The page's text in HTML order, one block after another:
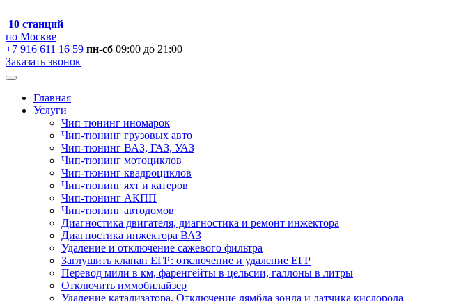
10 станций
по Москве
+7 916 611 16 59 пн-сб 09:00 до 21:00
Заказать звонок
Главная
Услуги
Чип тюнинг иномарок
Чип-тюнинг грузовых авто
Чип-тюнинг ВАЗ, ГАЗ, УАЗ
Чип-тюнинг мотоциклов
Чип-тюнинг квадроциклов
Чип-тюнинг яхт и катеров
Чип-тюнинг АКПП
Чип-тюнинг автодомов
Диагностика двигателя, диагностика и ремонт инжектора
Диагностика инжектора ВАЗ
Удаление и отключение сажевого фильтра
Заглушить клапан ЕГР: отключение и удаление ЕГР
Перевод мили в км, фаренгейты в цельсии, галлоны в литры
Отключить иммобилайзер
Удаление катализатора. Отключение лямбда зонда и датчика кислорода